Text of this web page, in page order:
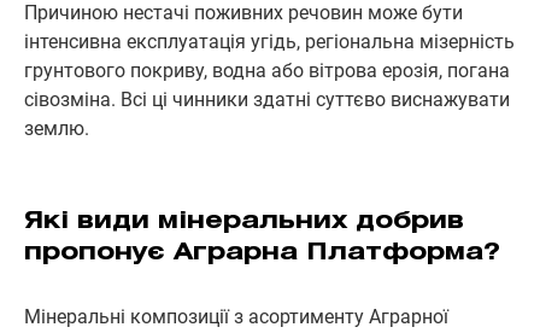
Причиною нестачі поживних речовин може бути
інтенсивна експлуатація угідь, регіональна мізерність
грунтового покриву, водна або вітрова ерозія, погана
сівозміна. Всі ці чинники здатні суттєво виснажувати
землю.
Які види мінеральних добрив
пропонує Аграрна Платформа?
Мінеральні композиції з асортименту Аграрної